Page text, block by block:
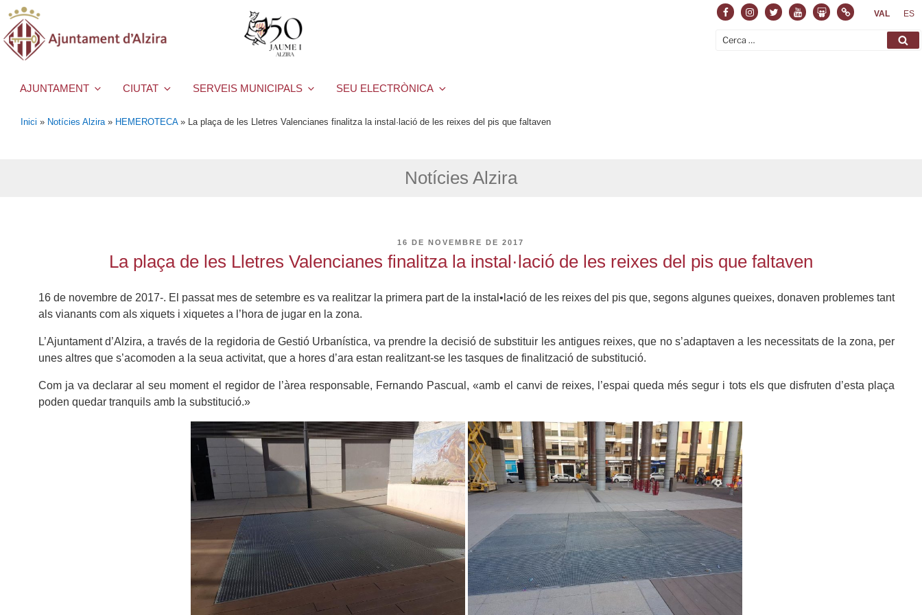
FacebookInstagram
TwitterYoutubeSlideshare
NormasVAL ES
Cerca:
AJUNTAMENT CIUTAT SERVEIS MUNICIPALS SEU ELECTRÒNICA
Inici » Notícies Alzira » HEMEROTECA» La plaça de les Lletres Valencianes finalitza la instal·lació de les reixes del pis que faltaven
Notícies Alzira
PUBLICAT
16 DE NOVEMBRE DE 2017
La plaça de les Lletres Valencianes finalitza la instal·lació de les reixes del pis que faltaven
16 de novembre de 2017-. El passat mes de setembre es va realitzar la primera part de la instal•lació de les reixes del pis que, segons algunes queixes, donaven problemes tant
als vianants com als xiquets i xiquetes a l’hora de jugar en la zona.
L’Ajuntament d’Alzira, a través de la regidoria de Gestió Urbanística, va prendre la decisió de substituir les antigues reixes, que no s’adaptaven a les necessitats de la zona, per
unes altres que s’acomoden a la seua activitat, que a hores d’ara estan realitzant-se les tasques de finalització de substitució.
Com ja va declarar al seu moment el regidor de l’àrea responsable, Fernando Pascual, «amb el canvi de reixes, l’espai queda més segur i tots els que disfruten d’esta plaça
poden quedar tranquils amb la substitució.»